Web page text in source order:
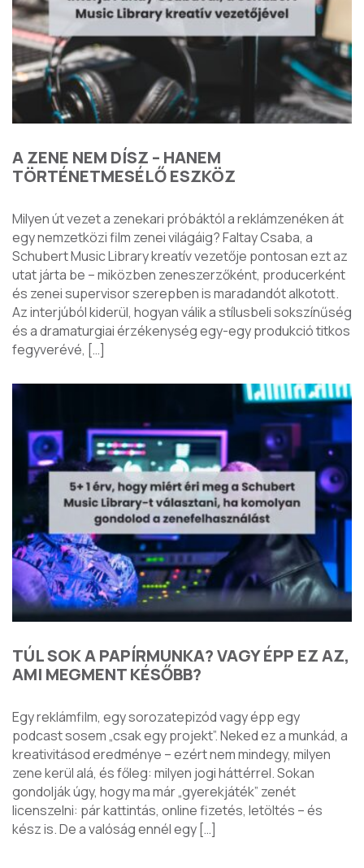
A ZENE NEM DÍSZ – HANEM
TÖRTÉNETMESÉLŐ ESZKÖZ
Milyen út vezet a zenekari próbáktól a reklámzenéken át
egy nemzetközi film zenei világáig? Faltay Csaba, a
Schubert Music Library kreatív vezetője pontosan ezt az
utat járta be – miközben zeneszerzőként, producerként
és zenei supervisor szerepben is maradandót alkotott.
Az interjúból kiderül, hogyan válik a stílusbeli sokszínűség
és a dramaturgiai érzékenység egy-egy produkció titkos
fegyverévé, […]
TÚL SOK A PAPÍRMUNKA? VAGY ÉPP EZ AZ,
AMI MEGMENT KÉSŐBB?
Egy reklámfilm, egy sorozatepizód vagy épp egy
podcast sosem „csak egy projekt”. Neked ez a munkád, a
kreativitásod eredménye – ezért nem mindegy, milyen
zene kerül alá, és főleg: milyen jogi háttérrel. Sokan
gondolják úgy, hogy ma már „gyerekjáték” zenét
licenszelni: pár kattintás, online fizetés, letöltés – és
kész is. De a valóság ennél egy […]